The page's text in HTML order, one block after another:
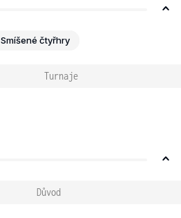
Smíšené čtyřhry
Turnaje
Důvod